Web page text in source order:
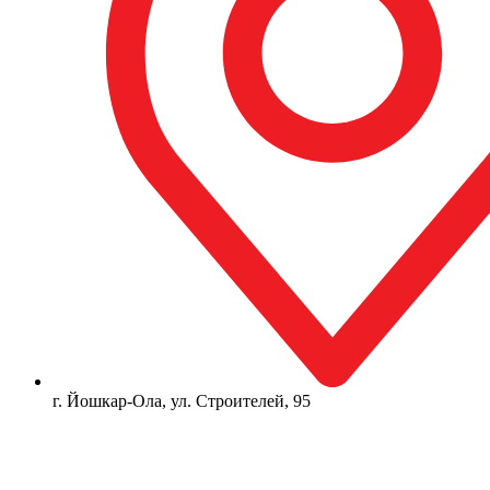
г. Йошкар-Ола, ул. Строителей, 95